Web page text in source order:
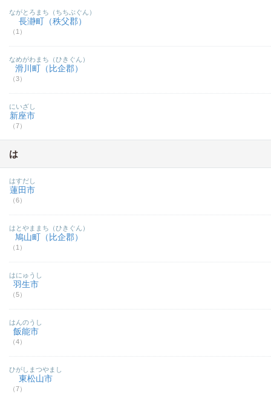
長瀞町（秩父郡）
（1）
ながとろまち（ちちぶぐん）
滑川町（比企郡）
（3）
なめがわまち（ひきぐん）
新座市
（7）
にいざし
は
蓮田市
（6）
はすだし
鳩山町（比企郡）
（1）
はとやままち（ひきぐん）
羽生市
（5）
はにゅうし
飯能市
（4）
はんのうし
東松山市
（7）
ひがしまつやまし